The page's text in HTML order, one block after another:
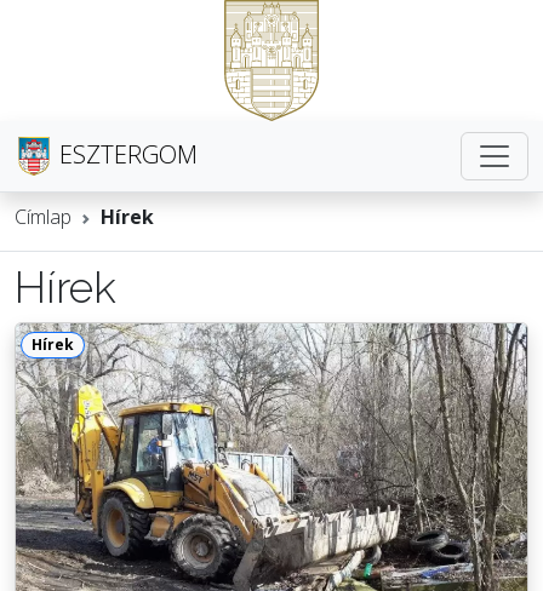
ESZTERGOM
Címlap Hírek
Hírek
Hírek